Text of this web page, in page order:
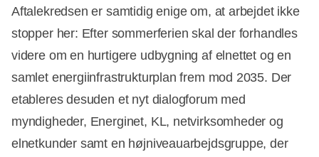
Aftalekredsen er samtidig enige om, at arbejdet ikke
stopper her: Efter sommerferien skal der forhandles
videre om en hurtigere udbygning af elnettet og en
samlet energiinfrastrukturplan frem mod 2035. Der
etableres desuden et nyt dialogforum med
myndigheder, Energinet, KL, netvirksomheder og
elnetkunder samt en højniveauarbejdsgruppe, der